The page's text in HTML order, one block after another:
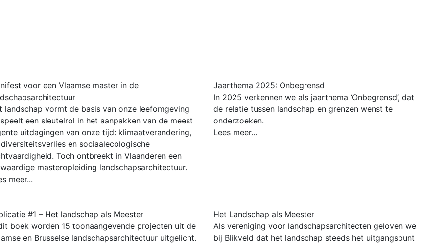
voor een Vlaamse master in de
landschap vormt de basis van onze leefomgeving
een sleutelrol in het aanpakken van de meest
uitdagingen van onze tijd: klimaatverandering,
en sociaalecologische
Toch ontbreekt in Vlaanderen een
masteropleiding landschapsarchitectuur.
meer...
Jaarthema 2025: Onbegrensd
In 2025 verkennen we als jaarthema ‘Onbegrensd’, dat
de relatie tussen landschap en grenzen wenst te
onderzoeken.
Lees meer...
#1 – Het landschap als Meester
boek worden 15 toonaangevende projecten uit de
en Brusselse landschapsarchitectuur uitgelicht.
Het Landschap als Meester
Als vereniging voor landschapsarchitecten geloven we
bij Blikveld dat het landschap steeds het uitgangspunt